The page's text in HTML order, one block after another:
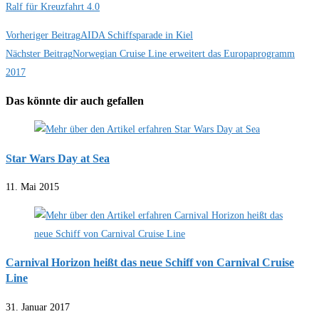
Ralf für Kreuzfahrt 4.0
Weitere
Artikel
Vorheriger BeitragAIDA Schiffsparade in Kiel
Nächster BeitragNorwegian Cruise Line erweitert das Europaprogramm
2017
Das könnte dir auch gefallen
Star Wars Day at Sea
11. Mai 2015
Carnival Horizon heißt das neue Schiff von Carnival Cruise
Line
31. Januar 2017